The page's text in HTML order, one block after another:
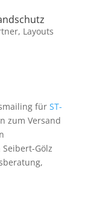
, Layouts
für ST-
zum Versand
Gölz